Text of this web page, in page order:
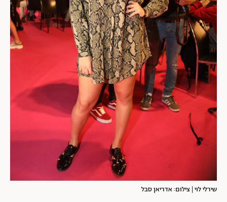
שירלי לוי | צילום: אדריאן סבל